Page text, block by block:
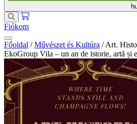
Fiókom
Főoldal / Művészet és Kultúra / Art.
EkoGroup Vila – un an de istorie, artă și